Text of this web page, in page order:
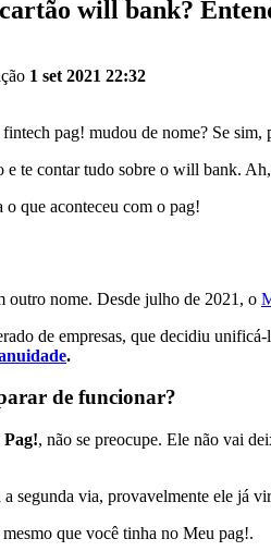
will bank?
1 set 2021 22:32
pag! mudou de nome? Se
e te contar tudo sobre o will bank.
o que aconteceu com o pag!
outro nome. Desde julho de 2021, o
de empresas, que decidiu
.
de funcionar?
, não se preocupe. Ele não vai
a segunda via, provavelmente ele já
mesmo que você tinha no Meu pag!.